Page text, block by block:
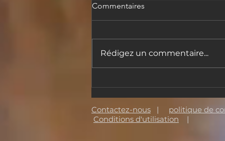
Commentaires
Rédigez un commentaire...
Contactez-nous | politique de
Conditions d'utilisation |